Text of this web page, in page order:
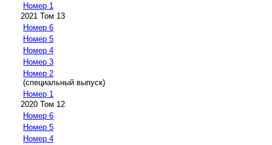
Номер 1
2021 Том 13
Номер 6
Номер 5
Номер 4
Номер 3
Номер 2
(специальный выпуск)
Номер 1
2020 Том 12
Номер 6
Номер 5
Номер 4